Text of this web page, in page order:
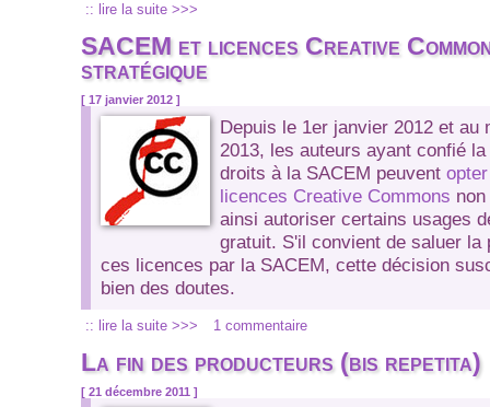
:: lire la suite >>>
SACEM et licences Creative
stratégique
[ 17 janvier 2012 ]
Depuis le 1er janvier 2012 et au
2013, les auteurs ayant confié
droits à la SACEM peuvent
licences Creative Commons
ainsi autoriser certains usages
gratuit. S'il convient de saluer la
ces licences par la SACEM, cette décision
bien des doutes.
:: lire la suite >>> 1 commentaire
La fin des producteurs (bis repetita)
[ 21 décembre 2011 ]